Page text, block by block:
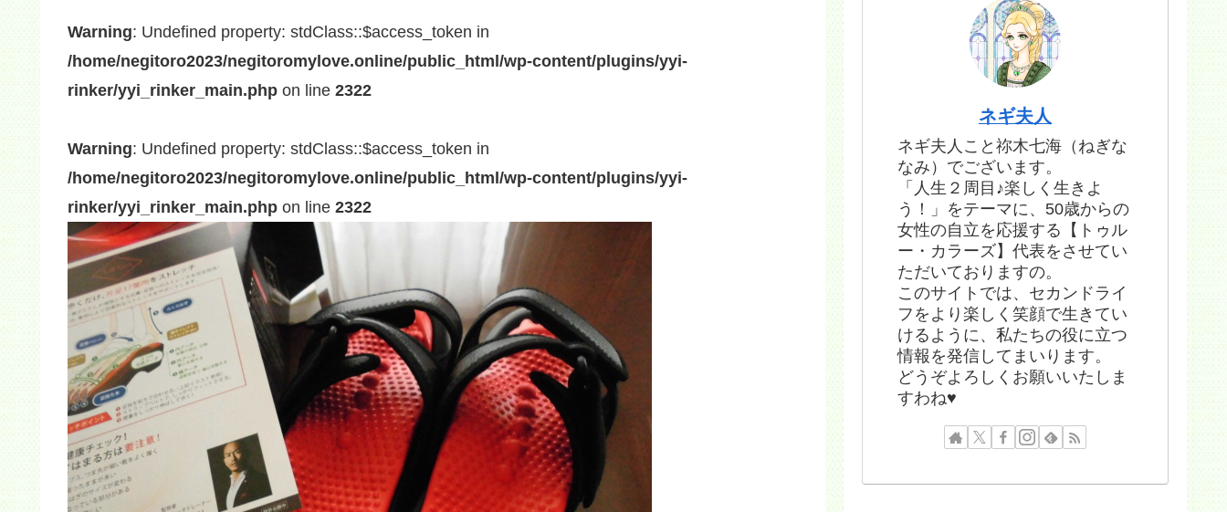
Warning: Undefined property: stdClass::$access_token in
/home/negitoro2023/negitoromylove.online/public_html/wp-content/plugins/yyi-
rinker/yyi_rinker_main.php on line 2322
Warning: Undefined property: stdClass::$access_token in
/home/negitoro2023/negitoromylove.online/public_html/wp-content/plugins/yyi-
rinker/yyi_rinker_main.php on line 2322
ネギ夫人
ネギ夫人こと祢木七海（ねぎな
なみ）でございます。
「人生２周目♪楽しく生きよ
う！」をテーマに、50歳からの
女性の自立を応援する【トゥル
ー・カラーズ】代表をさせてい
ただいておりますの。
このサイトでは、セカンドライ
フをより楽しく笑顔で生きてい
けるように、私たちの役に立つ
情報を発信してまいります。
どうぞよろしくお願いいたしま
すわね♥